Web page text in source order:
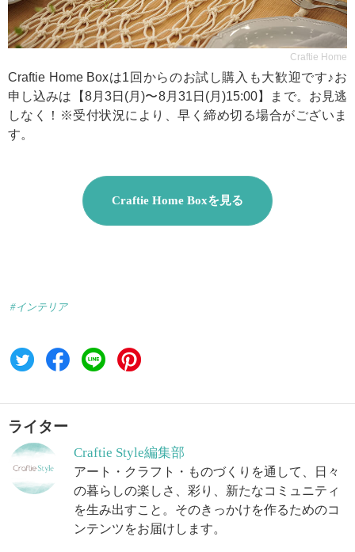
Craftie Home
Craftie Home Boxは1回からのお試し購入も大歓迎です♪お
申し込みは【8月3日(月)〜8月31日(月)15:00】まで。お見逃
しなく！※受付状況により、早く締め切る場合がございま
す。
Craftie Home Boxを見る
#インテリア
ライター
Craftie Style編集部
アート・クラフト・ものづくりを通して、日々
の暮らしの楽しさ、彩り、新たなコミュニティ
を生み出すこと。そのきっかけを作るためのコ
ンテンツをお届けします。